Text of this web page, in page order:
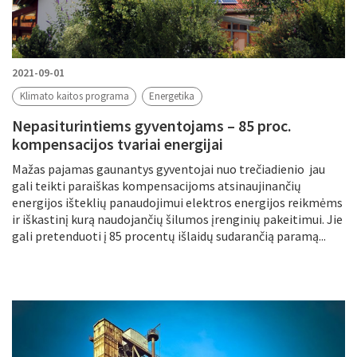
2021-09-01
Klimato kaitos programa Energetika
Nepasiturintiems gyventojams – 85 proc.
kompensacijos tvariai energijai
Mažas pajamas gaunantys gyventojai nuo trečiadienio jau
gali teikti paraiškas kompensacijoms atsinaujinančių
energijos išteklių panaudojimui elektros energijos reikmėms
ir iškastinį kurą naudojančių šilumos įrenginių pakeitimui. Jie
gali pretenduoti į 85 procentų išlaidų sudarančią paramą...